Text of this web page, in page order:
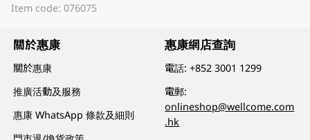
Item code: 076075
關於惠康
關於惠康
推廣活動及服務
惠康 WhatsApp 條款及細則
惠康網店查詢
電話:+852 3001 1299
電郵:
onlineshop@wellcome.com
.hk